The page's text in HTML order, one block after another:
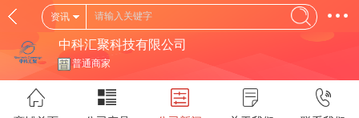
资讯
中科汇聚科技有限公司
普通商家